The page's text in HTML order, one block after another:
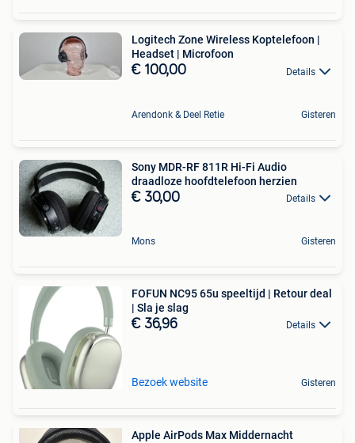
Logitech Zone Wireless Koptelefoon |
Headset | Microfoon
€ 100,00 Details
Arendonk & Deel Retie Gisteren
Sony MDR-RF 811R Hi-Fi Audio
draadloze hoofdtelefoon herzien
€ 30,00 Details
Mons Gisteren
FOFUN NC95 65u speeltijd | Retour deal
| Sla je slag
€ 36,96 Details
Bezoek website Gisteren
Apple AirPods Max Middernacht